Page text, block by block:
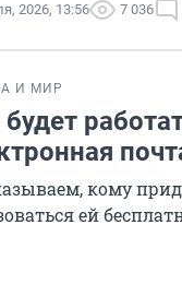
2026, 13:56 7 036
И МИР
кому
ей